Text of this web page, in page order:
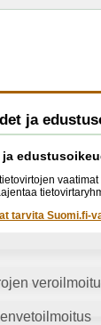
ja
tarvita Suomi.fi-